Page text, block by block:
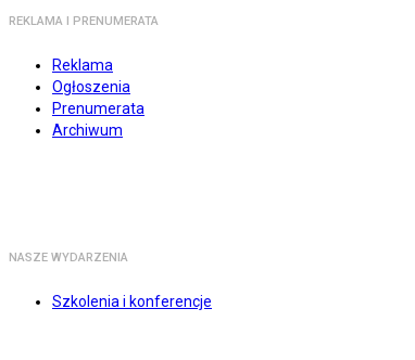
REKLAMA I PRENUMERATA
Reklama
Ogłoszenia
Prenumerata
Archiwum
NASZE WYDARZENIA
Szkolenia i konferencje